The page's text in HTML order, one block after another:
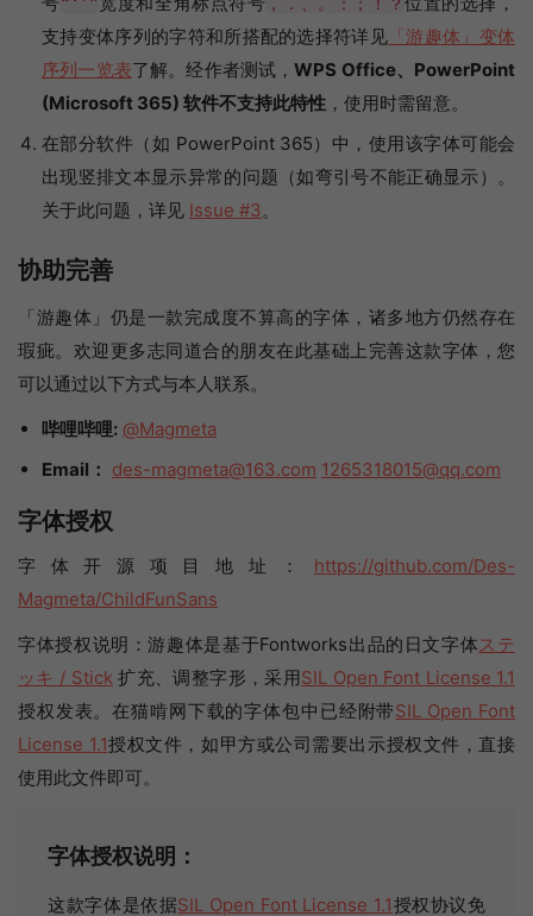
支持变体序列的字符和所搭配的选择符详见 「游趣体」变体
序列一览表了解。经作者测试，WPS Office、PowerPoint
(Microsoft 365) 软件不支持此特性 ，使用时需留意。
在部分软件（如 PowerPoint 365）中，使用该字体可能会
出现竖排文本显示异常的问题（如弯引号不能正确显示）。
关于此问题，详见 Issue #3。
协助完善
「游趣体」仍是一款完成度不算高的字体，诸多地方仍然存在
瑕疵。欢迎更多志同道合的朋友在此基础上完善这款字体，您
可以通过以下方式与本人联系。
哔哩哔哩: @Magmeta
Email： des-magmeta@163.com 1265318015@qq.com
字体授权
字体开源项目地址： https://github.com/Des-
Magmeta/ChildFunSans
字体授权说明：游趣体是基于Fontworks出品的日文字体ステ
ッキ / Stick扩充、调整字形，采用SIL Open Font License 1.1
授权发表。在猫啃网下载的字体包中已经附带SIL Open Font
License 1.1授权文件，如甲方或公司需要出示授权文件，直接
使用此文件即可。
字体授权说明：
这款字体是依据SIL Open Font License 1.1授权协议免